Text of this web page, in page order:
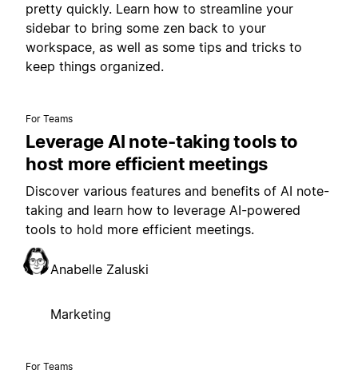
pretty quickly. Learn how to streamline your
sidebar to bring some zen back to your
workspace, as well as some tips and tricks to
keep things organized.
For Teams
Leverage AI note-taking tools to
host more efficient meetings
Discover various features and benefits of AI note-
taking and learn how to leverage AI-powered
tools to hold more efficient meetings.
Anabelle Zaluski
Marketing
For Teams